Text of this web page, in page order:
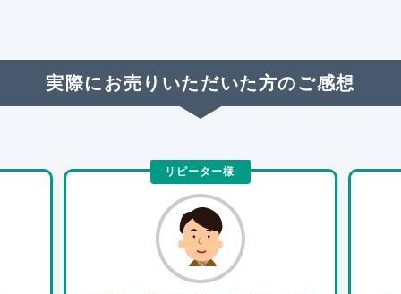
実際にお売りいただいた方のご感想
リピーター様